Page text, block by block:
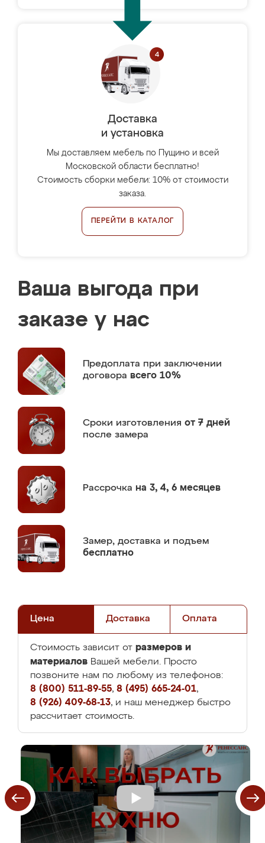
Доставка
и установка
Мы доставляем мебель по Пущино и всей
Московской области бесплатно!
Стоимость сборки мебели: 10% от стоимости
заказа.
ПЕРЕЙТИ В КАТАЛОГ
Ваша выгода при
заказе у нас
Предоплата при заключении
договора всего 10%
Сроки изготовления от 7 дней
после замера
Рассрочка на 3, 4, 6 месяцев
Замер, доставка и подъем
бесплатно
Цена Доставка Оплата
Стоимость зависит от размеров и
материалов Вашей мебели. Просто
позвоните нам по любому из телефонов:
8 (800) 511-89-55, 8 (495) 665-24-01,
8 (926) 409-68-13, и наш менеджер быстро
рассчитает стоимость.